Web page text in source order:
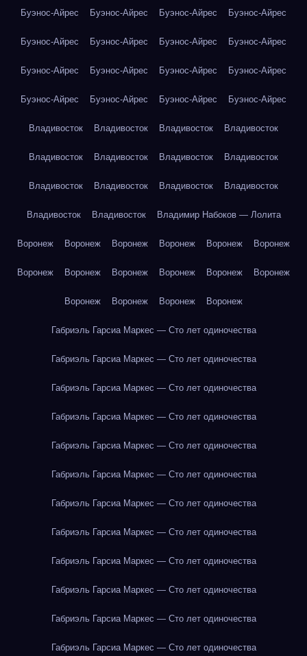
Буэнос-Айрес Буэнос-Айрес Буэнос-Айрес Буэнос-Айрес
Буэнос-Айрес Буэнос-Айрес Буэнос-Айрес Буэнос-Айрес
Буэнос-Айрес Буэнос-Айрес Буэнос-Айрес Буэнос-Айрес
Буэнос-Айрес Буэнос-Айрес Буэнос-Айрес Буэнос-Айрес
Владивосток Владивосток Владивосток Владивосток
Владивосток Владивосток Владивосток Владивосток
Владивосток Владивосток Владивосток Владивосток
Владивосток Владивосток Владимир Набоков — Лолита
Воронеж Воронеж Воронеж Воронеж Воронеж Воронеж
Воронеж Воронеж Воронеж Воронеж Воронеж Воронеж
Воронеж Воронеж Воронеж Воронеж
Габриэль Гарсиа Маркес — Сто лет одиночества
Габриэль Гарсиа Маркес — Сто лет одиночества
Габриэль Гарсиа Маркес — Сто лет одиночества
Габриэль Гарсиа Маркес — Сто лет одиночества
Габриэль Гарсиа Маркес — Сто лет одиночества
Габриэль Гарсиа Маркес — Сто лет одиночества
Габриэль Гарсиа Маркес — Сто лет одиночества
Габриэль Гарсиа Маркес — Сто лет одиночества
Габриэль Гарсиа Маркес — Сто лет одиночества
Габриэль Гарсиа Маркес — Сто лет одиночества
Габриэль Гарсиа Маркес — Сто лет одиночества
Габриэль Гарсиа Маркес — Сто лет одиночества